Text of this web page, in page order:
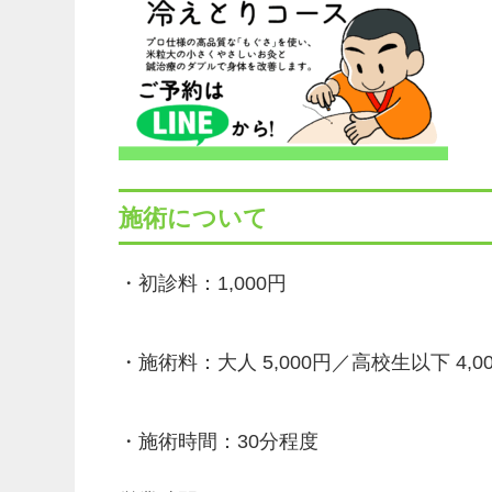
施術について
・初診料：1,000円
・施術料：大人 5,000円／高校生以下
・施術時間：30分程度